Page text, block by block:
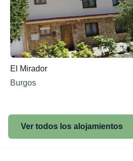
El Mirador
Burgos
Ver todos los alojamientos